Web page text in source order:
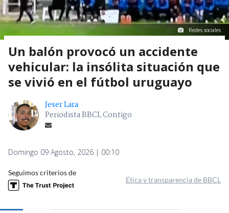
Redes sociales
Un balón provocó un accidente
vehicular: la insólita situación que
se vivió en el fútbol uruguayo
Jeser Lara
Periodista BBCL Contigo
Domingo 09 Agosto, 2026 | 00:10
Seguimos criterios de
Ética y transparencia de BBCL